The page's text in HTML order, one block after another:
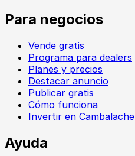
Para negocios
Vende gratis
Programa para dealers
Planes y precios
Destacar anuncio
Publicar gratis
Cómo funciona
Invertir en Cambalache
Ayuda